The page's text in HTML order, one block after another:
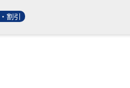
割引